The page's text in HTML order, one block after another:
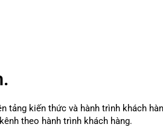
tảng kiến thức và hành trình khách
theo hành trình khách hàng.